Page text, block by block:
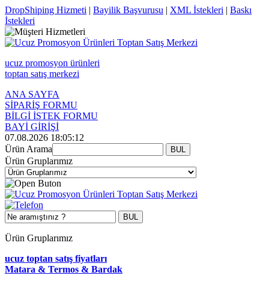
DropShiping Hizmeti | Bayilik Başvurusu | XML İstekleri | Baskı
İstekleri
ucuz promosyon ürünleri
toptan satış merkezi
ANA SAYFA
SİPARİŞ FORMU
BİLGİ İSTEK FORMU
BAYİ GİRİŞİ
07.08.2026 18:05:12
Ürün Arama
Ürün Gruplarımız
Ürün Gruplarımız
ucuz toptan satış fiyatları
Matara & Termos & Bardak